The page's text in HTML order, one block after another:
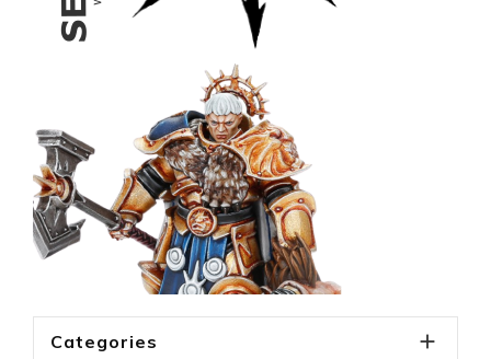
Categories 